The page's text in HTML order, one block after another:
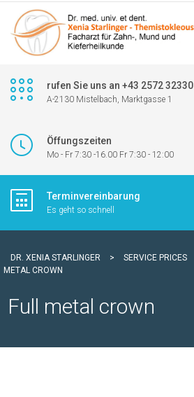
rufen Sie uns an +43 2572 32330
A-2130 Mistelbach, Marktgasse 1
Öffungszeiten
Mo - Fr 7:30 -16.00 Fr 7:30 - 12:00
Terminvereinbarung
Es geht so schnell
DR. XENIA STARLINGER > SERVICE PRICES
METAL CROWN
Full metal crown